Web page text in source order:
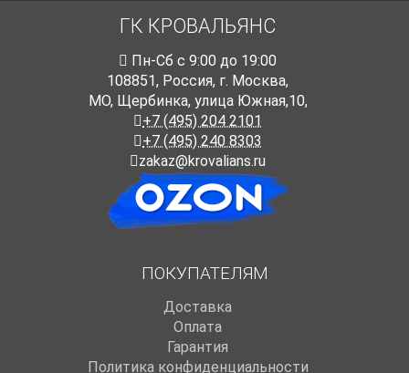
ГК КРОВАЛЬЯНС
Пн-Cб с 9:00 до 19:00
108851, Россия, г. Москва,
МО, Щербинка, улица Южная,10,
+7 (495) 204 2101
+7 (495) 240 8303
zakaz@krovalians.ru
ПОКУПАТЕЛЯМ
Доставка
Оплата
Гарантия
Политика конфиденциальности